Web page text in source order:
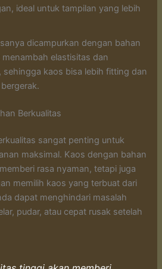
ideal untuk tampilan yang lebih
dicampurkan dengan bahan
elastisitas dan
sehingga kaos bisa lebih fitting dan
Berkualitas
sangat penting untuk
maksimal. Kaos dengan bahan
rasa nyaman, tetapi juga
memilih kaos yang terbuat dari
dapat menghindari masalah
pudar, atau cepat rusak setelah